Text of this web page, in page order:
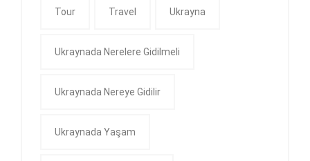
Tour Travel Ukrayna
Ukraynada Nerelere Gidilmeli
Ukraynada Nereye Gidilir
Ukraynada Yaşam